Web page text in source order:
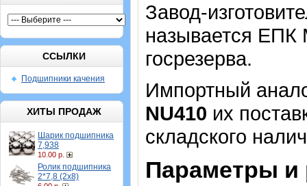
ССЫЛКИ
Подшипники качения
ХИТЫ ПРОДАЖ
Шарик подшипника
7,938
10.00 р.
Ролик подшипника
2*7,8 (2х8)
Завод-
называется ЕПК
госрезерва.
Импортный
NU410 их
складского
Параметры и